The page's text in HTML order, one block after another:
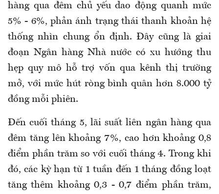
hàng qua đêm chủ yếu dao động quanh mức
5% - 6%, phản ánh trạng thái thanh khoản hệ
thống nhìn chung ổn định. Đây cũng là giai
đoạn Ngân hàng Nhà nước có xu hướng thu
hẹp quy mô hỗ trợ vốn qua kênh thị trường
mở, với mức hút ròng bìnhquânhơn 8.000 tỷ
đồng mỗi phiên.
Đến cuối tháng 5, lãi suất liên ngân hàng qua
đêm tăng lên khoảng 7%, cao hơn khoảng 0,8
điểm phần trăm so với cuối tháng 4. Trong khi
đó, các kỳ hạn từ 1 tuần đến 1 tháng đồng loạt
tăng thêm khoảng 0,3 - 0,7 điểm phần trăm,